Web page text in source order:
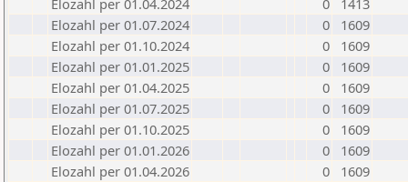
Elozahl per 01.04.2024
0
1413
Elozahl per 01.07.2024
0
1609
Elozahl per 01.10.2024
0
1609
Elozahl per 01.01.2025
0
1609
Elozahl per 01.04.2025
0
1609
Elozahl per 01.07.2025
0
1609
Elozahl per 01.10.2025
0
1609
Elozahl per 01.01.2026
0
1609
Elozahl per 01.04.2026
0
1609